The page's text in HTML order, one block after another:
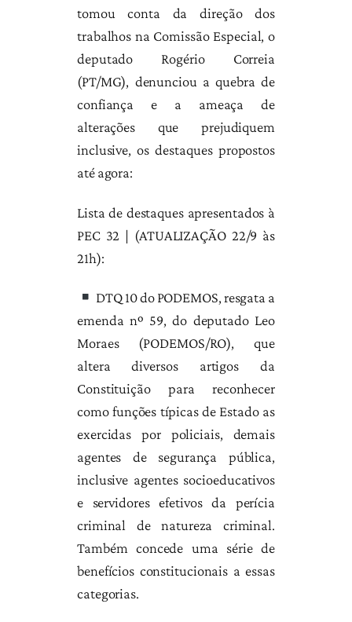
tomou conta da direção dos
trabalhos na Comissão Especial, o
deputado Rogério Correia
(PT/MG), denunciou a quebra de
confiança e a ameaça de
alterações que prejudiquem
inclusive, os destaques propostos
até agora:
Lista de destaques apresentados à
PEC 32 | (ATUALIZAÇÃO 22/9 às
21h):
DTQ 10 do PODEMOS, resgata a
emenda nº 59, do deputado Leo
Moraes (PODEMOS/RO), que
altera diversos artigos da
Constituição para reconhecer
como funções típicas de Estado as
exercidas por policiais, demais
agentes de segurança pública,
inclusive agentes socioeducativos
e servidores efetivos da perícia
criminal de natureza criminal.
Também concede uma série de
benefícios constitucionais a essas
categorias.